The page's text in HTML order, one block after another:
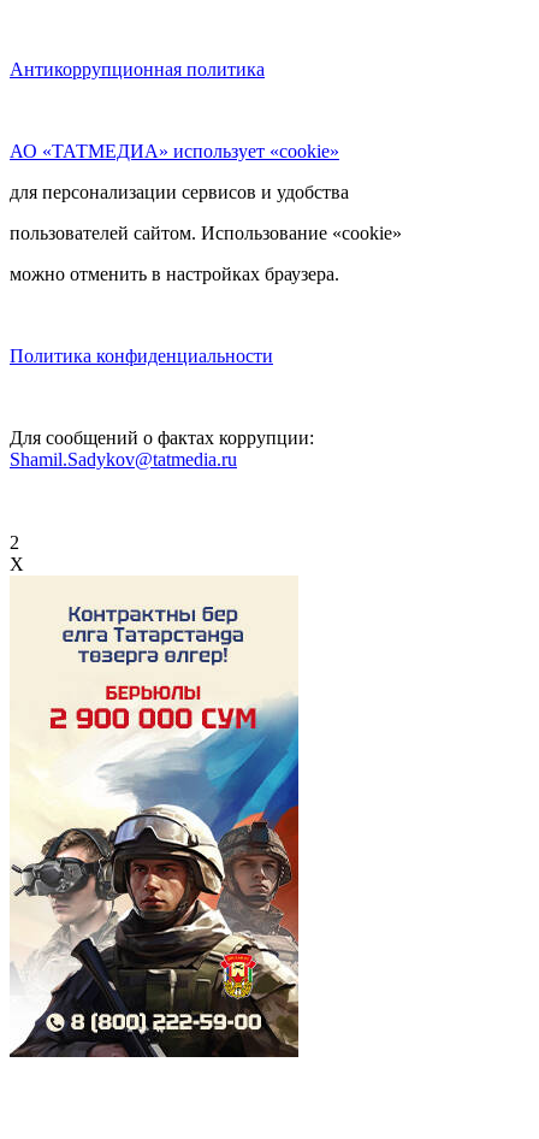
Антикоррупционная политика
АО «ТАТМЕДИА» использует «cookie»
для персонализации сервисов и удобства
пользователей сайтом. Использование «cookie»
можно отменить в настройках браузера.
Политика конфиденциальности
Для сообщений о фактах коррупции:
Shamil.Sadykov@tatmedia.ru
2
X